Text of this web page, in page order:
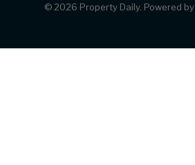
© 2026 Property Daily. Powered by